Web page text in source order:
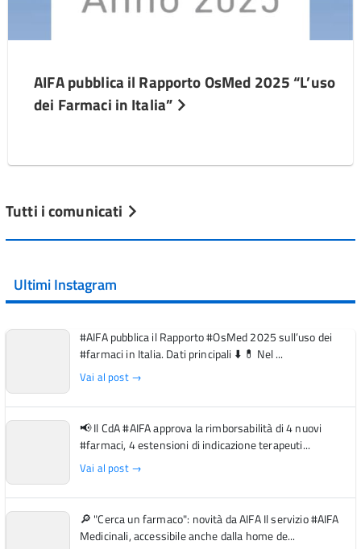
AIFA pubblica il Rapporto OsMed 2025 “L’uso
dei Farmaci in Italia”
Tutti i comunicati
Ultimi Instagram
#AIFA pubblica il Rapporto #OsMed 2025 sull’uso dei
#farmaci in Italia. Dati principali ⬇️ 💊 Nel ...
Vai al post →
📢 Il CdA #AIFA approva la rimborsabilità di 4 nuovi
#farmaci, 4 estensioni di indicazione terapeuti...
Vai al post →
🔎 "Cerca un farmaco": novità da AIFA Il servizio #AIFA
Medicinali, accessibile anche dalla home de...